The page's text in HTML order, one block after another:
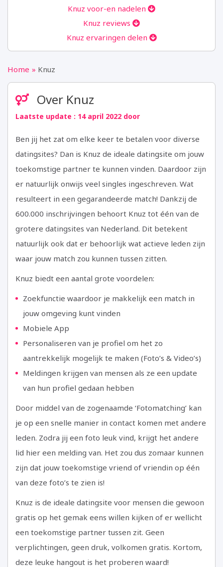
Knuz voor-en nadelen
Knuz reviews
Knuz ervaringen delen
Home Knuz
Over Knuz
Laatste update : 14 april 2022 door
Ben jij het zat om elke keer te betalen voor diverse
datingsites? Dan is Knuz de ideale datingsite om jouw
toekomstige partner te kunnen vinden. Daardoor zijn
er natuurlijk onwijs veel singles ingeschreven. Wat
resulteert in een gegarandeerde match! Dankzij de
600.000 inschrijvingen behoort Knuz tot één van de
grotere datingsites van Nederland. Dit betekent
natuurlijk ook dat er behoorlijk wat actieve leden zijn
waar jouw match zou kunnen tussen zitten.
Knuz biedt een aantal grote voordelen:
Zoekfunctie waardoor je makkelijk een match in
jouw omgeving kunt vinden
Mobiele App
Personaliseren van je profiel om het zo
aantrekkelijk mogelijk te maken (Foto’s & Video’s)
Meldingen krijgen van mensen als ze een update
van hun profiel gedaan hebben
Door middel van de zogenaamde ‘Fotomatching’ kan
je op een snelle manier in contact komen met andere
leden. Zodra jij een foto leuk vind, krijgt het andere
lid hier een melding van. Het zou dus zomaar kunnen
zijn dat jouw toekomstige vriend of vriendin op één
van deze foto’s te zien is!
Knuz is de ideale datingsite voor mensen die gewoon
gratis op het gemak eens willen kijken of er wellicht
een toekomstige partner tussen zit. Geen
verplichtingen, geen druk, volkomen gratis. Kortom,
deze leuke hangout is het proberen waard!
Instellingen opslaan